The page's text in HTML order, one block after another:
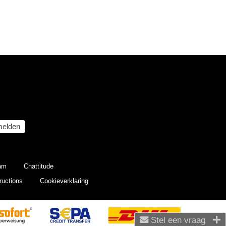
Stel een vraag
Chattitude
Cookieverklaring